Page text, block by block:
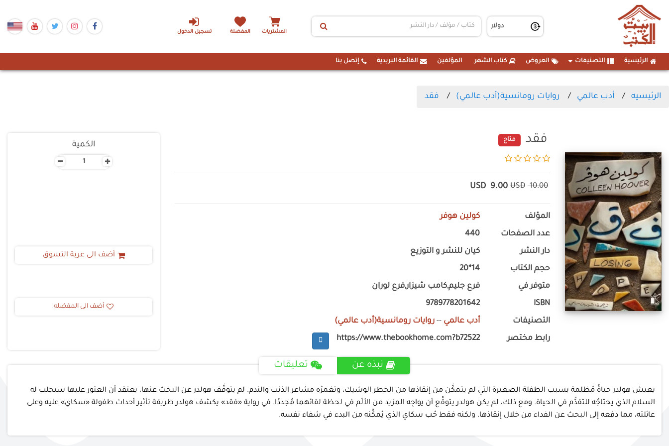
تسجيل الدخول المشتريات المفضلة
الرئيسية التصنيفات العروض كتاب الشهر المؤلفين القائمة البريدية إتصل بنا
الرئيسيه أدب عالمي روايات رومانسية(أدب عالمي) فقد
فقد متاح
10.00
USD
9.00
USD
المؤلف كولين هوفر
عدد الصفحات 440
دار النشر كيان للنشر و التوزيع
حجم الكتاب 14*20
متوفر في فرع جليم,كامب شيزار,فرع لوران
ISBN
9789778201642
التصنيفات أدب عالمي -- روايات رومانسية(أدب عالمي)
رابط مختصر https://www.thebookhome.com?b72522
الكمية
- +
أضف الى عربة التسوق
أضف الى المفضله
نبذه عن تعليقات
يعيش هولدر حياةً مُظلمة بسبب الطفلة الصغيرة التي لم يتمكَّن من إنقاذها من الخطر الوشيك، وتغمرُه مشاعر الذنب والندم. لم يتوقَّف هولدر عن البحث عنها، يعتقد أن العثور عليها سيجلب له
السلام الذي يحتاجُه للتقدُّم في الحياة. ومع ذلك، لم يكن هولدر يتوقَّع أن يواجِه المزيد من الألَم في لحظة لقائهما مُجددًا. في رواية «فقد» يكشف هولدر طريقة تأثير أحداث طفولة «سكاي» عليه وعلى
عائلته، مما دفعه إلى البحث عن الفداء من خلال إنقاذها. ولكنه فقط حُب سكاي الذي يُمكِّنه من البدء في شفاء نفسه.